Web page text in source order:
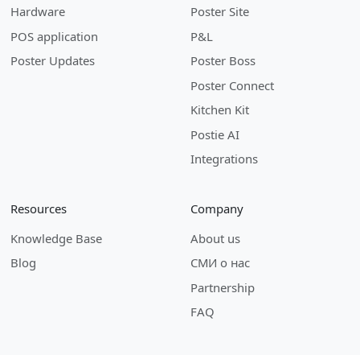
Hardware
POS application
Poster Updates
Poster Site
P&L
Poster Boss
Poster Connect
Kitchen Kit
Postie AI
Integrations
Resources
Knowledge Base
Blog
Company
About us
СМИ о нас
Partnership
FAQ